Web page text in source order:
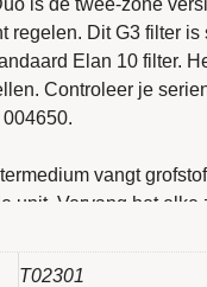
is de twee-zone
regelen. Dit G3 filter
Elan 10 filter.
Controleer je
vangt
unit. Vervang het elke
T02301